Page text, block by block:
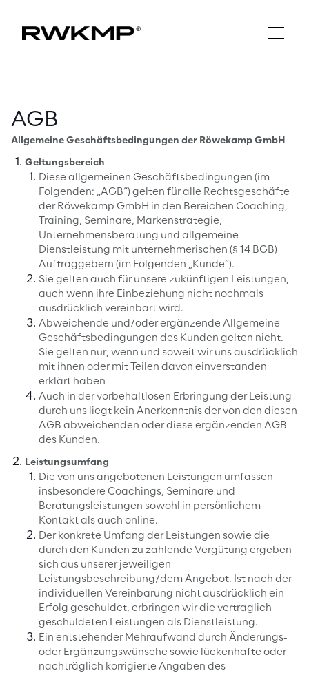
AGB
Allgemeine Geschäftsbedingungen der Röwekamp GmbH
Geltungsbereich
Diese allgemeinen Geschäftsbedingungen (im
Folgenden: „AGB“) gelten für alle Rechtsgeschäfte
der Röwekamp GmbH in den Bereichen Coaching,
Training, Seminare, Markenstrategie,
Unternehmensberatung und allgemeine
Dienstleistung mit unternehmerischen (§ 14 BGB)
Auftraggebern (im Folgenden „Kunde“).
Sie gelten auch für unsere zukünftigen Leistungen,
auch wenn ihre Einbeziehung nicht nochmals
ausdrücklich vereinbart wird.
Abweichende und/oder ergänzende Allgemeine
Geschäftsbedingungen des Kunden gelten nicht.
Sie gelten nur, wenn und soweit wir uns ausdrücklich
mit ihnen oder mit Teilen davon einverstanden
erklärt haben
Auch in der vorbehaltlosen Erbringung der Leistung
durch uns liegt kein Anerkenntnis der von den diesen
AGB abweichenden oder diese ergänzenden AGB
des Kunden.
Leistungsumfang
Die von uns angebotenen Leistungen umfassen
insbesondere Coachings, Seminare und
Beratungsleistungen sowohl in persönlichem
Kontakt als auch online.
Der konkrete Umfang der Leistungen sowie die
durch den Kunden zu zahlende Vergütung ergeben
sich aus unserer jeweiligen
Leistungsbeschreibung/dem Angebot. Ist nach der
individuellen Vereinbarung nicht ausdrücklich ein
Erfolg geschuldet, erbringen wir die vertraglich
geschuldeten Leistungen als Dienstleistung.
Ein entstehender Mehraufwand durch Änderungs-
oder Ergänzungswünsche sowie lückenhafte oder
nachträglich korrigierte Angaben des